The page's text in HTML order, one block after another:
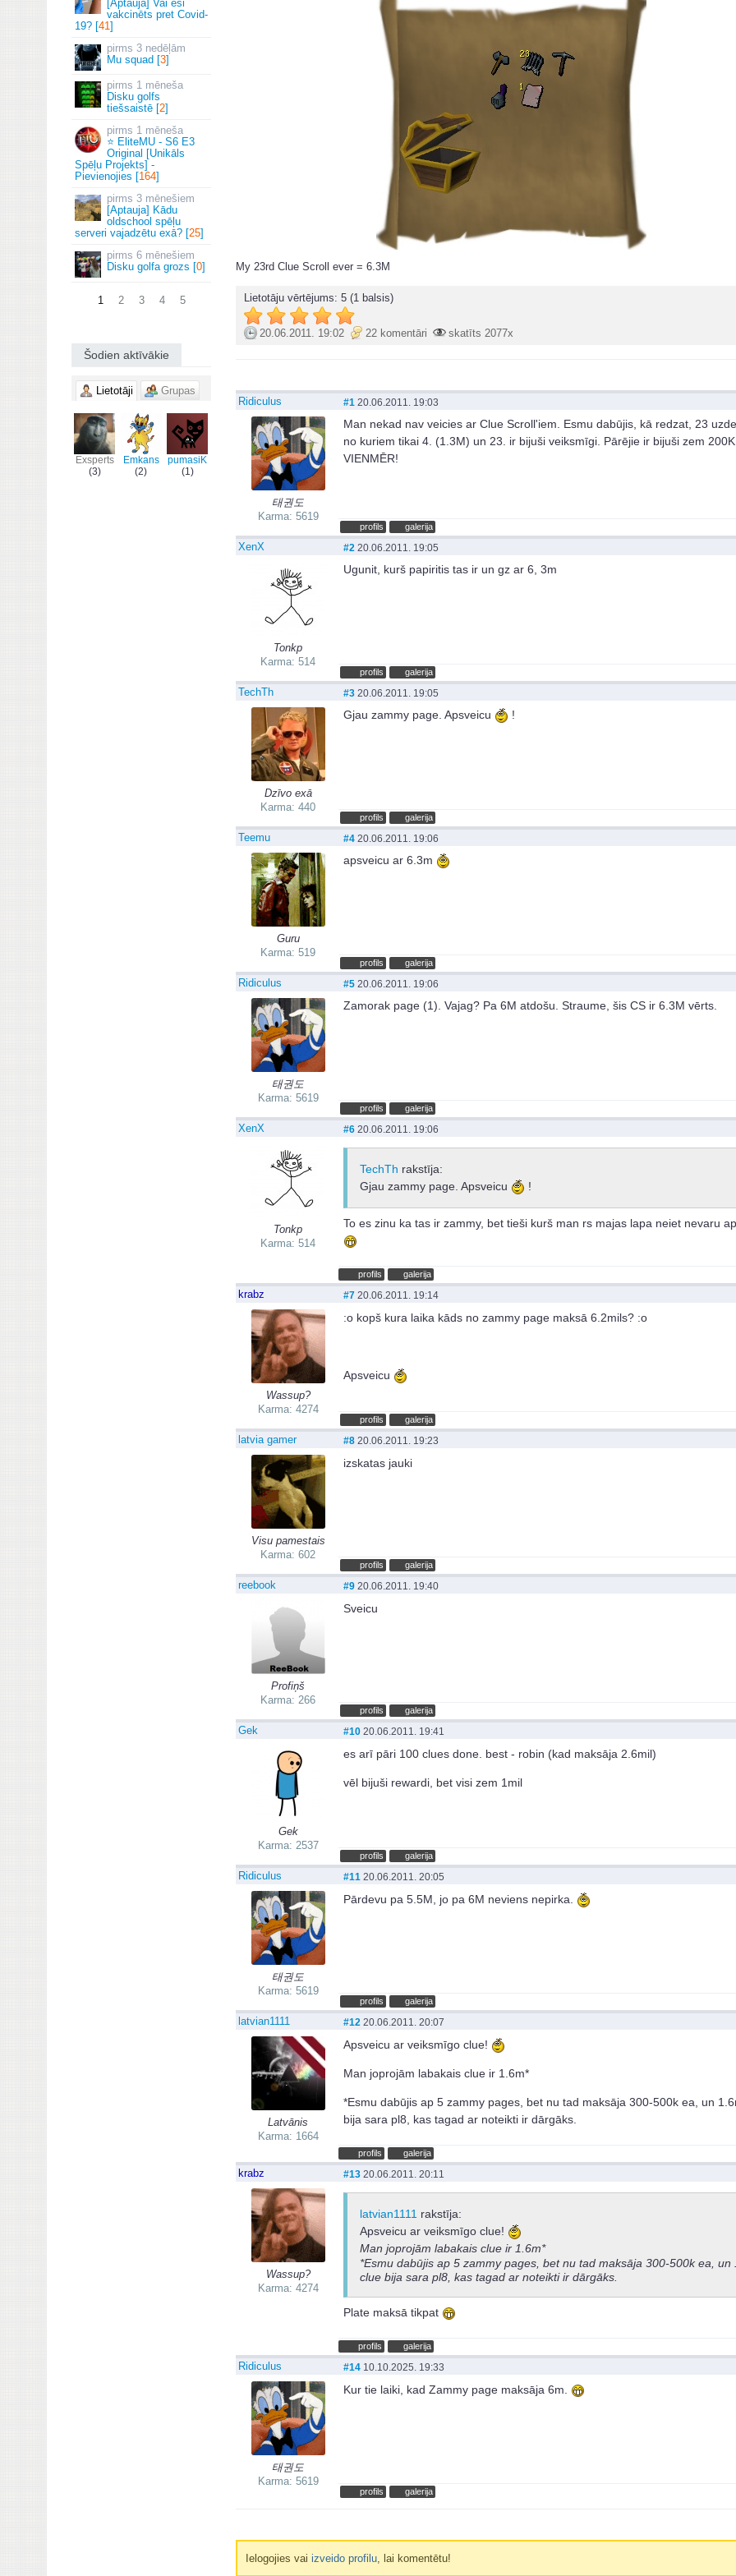
[Aptauja] Vai esi
vakcinēts pret Covid-
19? [41]
3 nedēļām
Mu squad [3]
1 mēneša
Disku golfs
tiešsaistē [2]
1 mēneša
⭐ EliteMU - S6 E3
Original [Unikāls
Spēļu Projekts] -
Pievienojies [164]
3 mēnešiem
[Aptauja] Kādu
oldschool spēļu
serveri vajadzētu exā? [25]
6 mēnešiem
Disku golfa grozs [0]
1 2 3 4 5
Šodien aktīvākie
Lietotāji Grupas
Exsperts
(3)
Emkans
(2)
pumasiK
(1)
My 23rd Clue Scroll ever = 6.3M
Lietotāju vērtējums: 5 (1 balsis)
20.06.2011. 19:02 22 komentāri skatīts 2077x
Ridiculus
태권도
Karma: 5619
#1 20.06.2011. 19:03
Man nekad nav veicies ar Clue Scroll'iem. Esmu dabūjis, kā redzat, 23
no kuriem tikai 4. (1.3M) un 23. ir bijuši veiksmīgi. Pārējie ir bijuši zem
VIENMĒR!
profils galerija
XenX
Tonkp
Karma: 514
#2 20.06.2011. 19:05
Ugunit, kurš papiritis tas ir un gz ar 6, 3m
profils galerija
TechTh
Dzīvo exā
Karma: 440
#3 20.06.2011. 19:05
Gjau zammy page. Apsveicu !
profils galerija
Teemu
Guru
Karma: 519
#4 20.06.2011. 19:06
apsveicu ar 6.3m
profils galerija
Ridiculus
태권도
Karma: 5619
#5 20.06.2011. 19:06
Zamorak page (1). Vajag? Pa 6M atdošu. Straume, šis CS ir 6.3M vērts.
profils galerija
XenX
Tonkp
Karma: 514
#6 20.06.2011. 19:06
TechTh rakstīja:
Gjau zammy page. Apsveicu
!
To es zinu ka tas ir zammy, bet tieši kurš man rs majas lapa neiet nevaru
profils galerija
krabz
Wassup?
Karma: 4274
#7 20.06.2011. 19:14
:o kopš kura laika kāds no zammy page maksā 6.2mils? :o
Apsveicu
profils galerija
latvia gamer
Visu pamestais
Karma: 602
#8 20.06.2011. 19:23
izskatas jauki
profils galerija
reebook
Profiņš
Karma: 266
#9 20.06.2011. 19:40
Sveicu
profils galerija
Gek
Gek
Karma: 2537
#10 20.06.2011. 19:41
es arī pāri 100 clues done. best - robin (kad maksāja 2.6mil)
vēl bijuši rewardi, bet visi zem 1mil
profils galerija
Ridiculus
태권도
Karma: 5619
#11 20.06.2011. 20:05
Pārdevu pa 5.5M, jo pa 6M neviens nepirka.
profils galerija
latvian1111
Latvānis
Karma: 1664
#12 20.06.2011. 20:07
Apsveicu ar veiksmīgo clue!
Man joprojām labakais clue ir 1.6m*
*Esmu dabūjis ap 5 zammy pages, bet nu tad maksāja 300-500k ea, un
bija sara pl8, kas tagad ar noteikti ir dārgāks.
profils galerija
krabz
Wassup?
Karma: 4274
#13 20.06.2011. 20:11
latvian1111 rakstīja:
Apsveicu ar veiksmīgo clue!
Man joprojām labakais clue ir 1.6m*
*Esmu dabūjis ap 5 zammy pages, bet nu tad maksāja 300-500k ea, un
clue bija sara pl8, kas tagad ar noteikti ir dārgāks.
Plate maksā tikpat
profils galerija
Ridiculus
태권도
Karma: 5619
#14 10.10.2025. 19:33
Kur tie laiki, kad Zammy page maksāja 6m.
profils galerija
Ielogojies vaiizveido profilu , lai komentētu!